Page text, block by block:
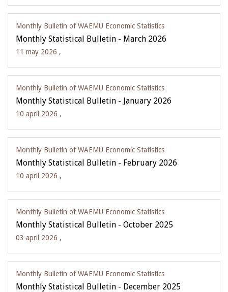
Monthly Bulletin of WAEMU Economic Statistics
Monthly Statistical Bulletin - March 2026
11 may 2026 ,
Monthly Bulletin of WAEMU Economic Statistics
Monthly Statistical Bulletin - January 2026
10 april 2026 ,
Monthly Bulletin of WAEMU Economic Statistics
Monthly Statistical Bulletin - February 2026
10 april 2026 ,
Monthly Bulletin of WAEMU Economic Statistics
Monthly Statistical Bulletin - October 2025
03 april 2026 ,
Monthly Bulletin of WAEMU Economic Statistics
Monthly Statistical Bulletin - December 2025